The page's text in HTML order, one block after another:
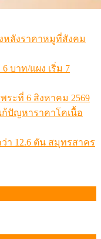
หลังราคาหมูที่สังคม
บาท/แผง เริ่ม 7
ะที่ 6 สิงหาคม 2569
ก้ปัญหาราคาโคเนื้อ
า 12.6 ตัน สมุทรสาคร